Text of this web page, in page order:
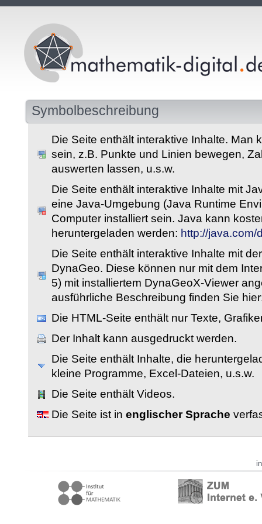
Symbolbeschreibung
Die Seite enthält interaktive Inhalte. Man
sein, z.B. Punkte und Linien bewegen,
auswerten lassen, u.s.w.
Die Seite enthält interaktive Inhalte mit
eine Java-Umgebung (Java Runtime
Computer installiert sein. Java kann
heruntergeladen werden: http://
Die Seite enthält interaktive Inhalte mit
DynaGeo. Diese können nur mit dem
5) mit installiertem DynaGeoX-Viewer
ausführliche Beschreibung finden Sie
Die HTML-Seite enthält nur Texte,
Der Inhalt kann ausgedruckt werden.
Die Seite enthält Inhalte, die
kleine Programme, Excel-Dateien, u.s.w.
Die Seite enthält Videos.
Die Seite ist in englischer Sprache